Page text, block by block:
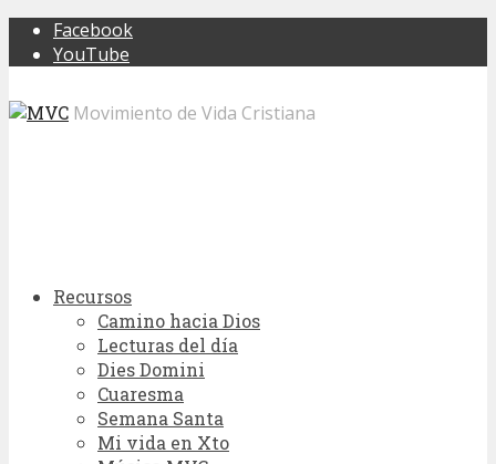
Facebook
YouTube
Movimiento de Vida Cristiana
Recursos
Camino hacia Dios
Lecturas del día
Dies Domini
Cuaresma
Semana Santa
Mi vida en Xto